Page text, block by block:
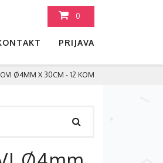
0
PRIJAVA
Ø4MM X 30CM - 12 KOM